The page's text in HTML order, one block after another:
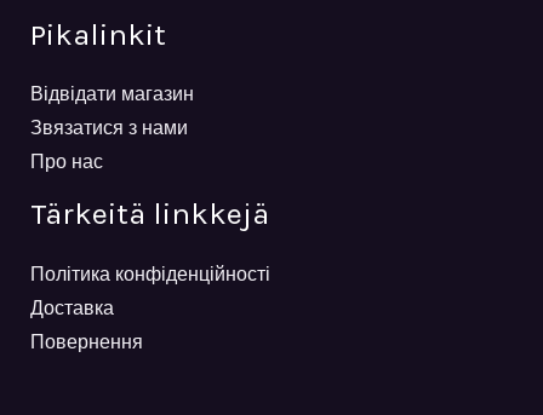
Pikalinkit
Відвідати магазин
Звязатися з нами
Про нас
Tärkeitä linkkejä
Політика конфіденційності
Доставка
Повернення